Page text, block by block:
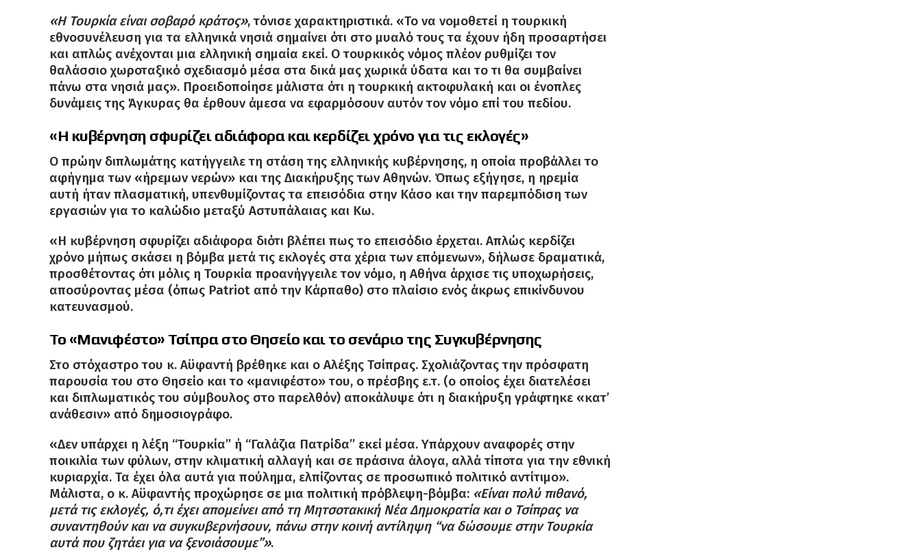
«Η Τουρκία είναι σοβαρό κράτος», τόνισε χαρακτηριστικά. «Το να νομοθετεί η τουρκική
εθνοσυνέλευση για τα ελληνικά νησιά σημαίνει ότι στο μυαλό τους τα έχουν ήδη προσαρτήσει
και απλώς ανέχονται μια ελληνική σημαία εκεί. Ο τουρκικός νόμος πλέον ρυθμίζει τον
θαλάσσιο χωροταξικό σχεδιασμό μέσα στα δικά μας χωρικά ύδατα και το τι θα συμβαίνει
πάνω στα νησιά μας». Προειδοποίησε μάλιστα ότι η τουρκική ακτοφυλακή και οι ένοπλες
δυνάμεις της Άγκυρας θα έρθουν άμεσα να εφαρμόσουν αυτόν τον νόμο επί του πεδίου.
«Η κυβέρνηση σφυρίζει αδιάφορα και κερδίζει χρόνο για τις εκλογές»
Ο πρώην διπλωμάτης κατήγγειλε τη στάση της ελληνικής κυβέρνησης, η οποία προβάλλει το
αφήγημα των «ήρεμων νερών» και της Διακήρυξης των Αθηνών. Όπως εξήγησε, η ηρεμία
αυτή ήταν πλασματική, υπενθυμίζοντας τα επεισόδια στην Κάσο και την παρεμπόδιση των
εργασιών για το καλώδιο μεταξύ Αστυπάλαιας και Κω.
«Η κυβέρνηση σφυρίζει αδιάφορα διότι βλέπει πως το επεισόδιο έρχεται. Απλώς κερδίζει
χρόνο μήπως σκάσει η βόμβα μετά τις εκλογές στα χέρια των επόμενων», δήλωσε δραματικά,
προσθέτοντας ότι μόλις η Τουρκία προανήγγειλε τον νόμο, η Αθήνα άρχισε τις υποχωρήσεις,
αποσύροντας μέσα (όπως Patriot από την Κάρπαθο) στο πλαίσιο ενός άκρως επικίνδυνου
κατευνασμού.
Το «Μανιφέστο» Τσίπρα στο Θησείο και το σενάριο της Συγκυβέρνησης
Στο στόχαστρο του κ. Αϋφαντή βρέθηκε και ο Αλέξης Τσίπρας. Σχολιάζοντας την πρόσφατη
παρουσία του στο Θησείο και το «μανιφέστο» του, ο πρέσβης ε.τ. (ο οποίος έχει διατελέσει
και διπλωματικός του σύμβουλος στο παρελθόν) αποκάλυψε ότι η διακήρυξη γράφτηκε «κατ’
ανάθεσιν» από δημοσιογράφο.
«Δεν υπάρχει η λέξη “Τουρκία” ή “Γαλάζια Πατρίδα” εκεί μέσα. Υπάρχουν αναφορές στην
ποικιλία των φύλων, στην κλιματική αλλαγή και σε πράσινα άλογα, αλλά τίποτα για την εθνική
κυριαρχία. Τα έχει όλα αυτά για πούλημα, ελπίζοντας σε προσωπικό πολιτικό αντίτιμο».
Μάλιστα, ο κ. Αϋφαντής προχώρησε σε μια πολιτική πρόβλεψη-βόμβα: «Είναι πολύ πιθανό,
μετά τις εκλογές, ό,τι έχει απομείνει από τη Μητσοτακική Νέα Δημοκρατία και ο Τσίπρας να
συναντηθούν και να συγκυβερνήσουν, πάνω στην κοινή αντίληψη “να δώσουμε στην Τουρκία
αυτά που ζητάει για να ξενοιάσουμε”».